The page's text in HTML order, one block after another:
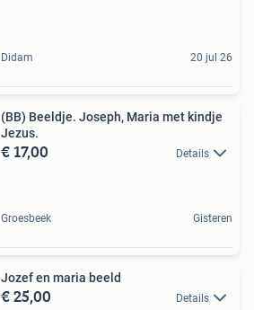
Didam 20 jul 26
(BB) Beeldje. Joseph, Maria met kindje
Jezus.
€ 17,00 Details
Groesbeek Gisteren
Jozef en maria beeld
€ 25,00 Details